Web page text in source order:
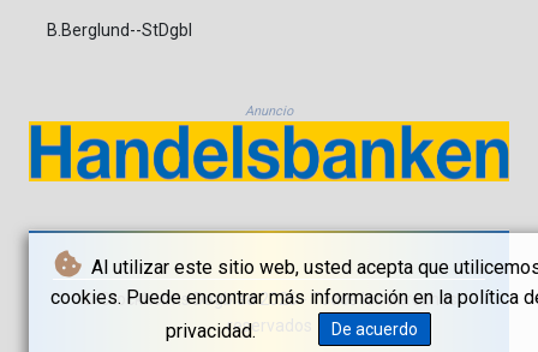
Al utilizar este sitio web, usted acepta que
cookies. Puede encontrar más información en la política
privacidad.
De acuerdo
B.Berglund--StDgbl
Anuncio
© Stockholms Dagblad 2026 - Todos los derechos
reservados